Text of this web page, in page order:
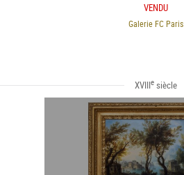
VENDU
Galerie FC Paris
XVIIIesiècle